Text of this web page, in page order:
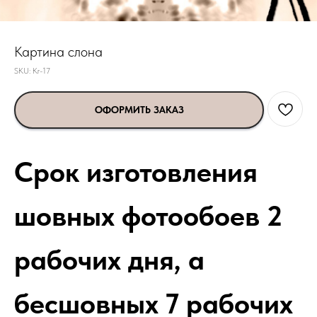
Картина слона
SKU: Kr-17
ОФОРМИТЬ ЗАКАЗ
Срок изготовления
шовных фотообоев 2
рабочих дня, а
бесшовных 7 рабочих